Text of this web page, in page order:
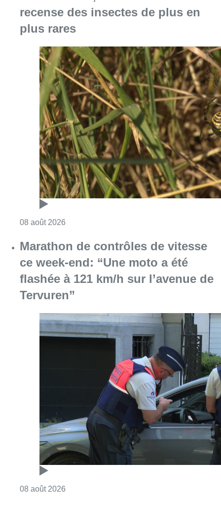
recense des insectes de plus en
plus rares
08 août 2026
Marathon de contrôles de vitesse
ce week-end: “Une moto a été
flashée à 121 km/h sur l’avenue de
Tervuren”
08 août 2026